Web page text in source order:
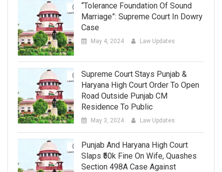
“Tolerance Foundation Of Sound
Marriage”: Supreme Court In Dowry
Case
May 4, 2024 Law Updates
Supreme Court Stays Punjab &
Haryana High Court Order To Open
Road Outside Punjab CM
Residence To Public
May 3, 2024 Law Updates
Punjab And Haryana High Court
Slaps ₹50k Fine On Wife, Quashes
Section 498A Case Against